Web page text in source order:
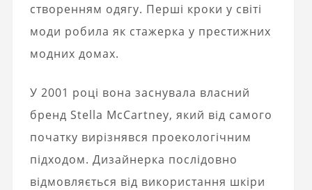
створенням одягу. Перші кроки у світі
моди робила як стажерка у престижних
модних домах.
У 2001 році вона заснувала власний
бренд Stella McCartney, який від самого
початку вирізнявся проекологічним
підходом. Дизайнерка послідовно
відмовляється від використання шкіри